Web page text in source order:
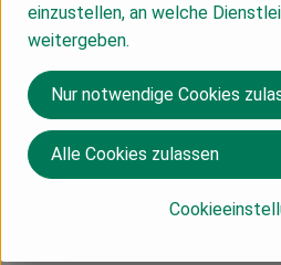
davon gesättigte Fettsäuren 6,3g
Kohlenhydrate 0,6g
davon Zucker 0,5g
Eiweiß 16,5g
Salz 2,13g
Produktinformationen
einzustellen, an welche
weitergeben.
Nur notwendige Cookies
Alle Cookies zulassen